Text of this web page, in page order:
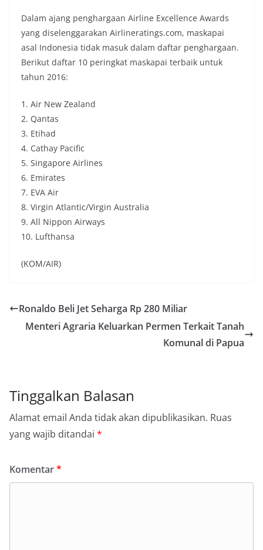
Dalam ajang penghargaan Airline Excellence Awards
yang diselenggarakan Airlineratings.com, maskapai
asal Indonesia tidak masuk dalam daftar penghargaan.
Berikut daftar 10 peringkat maskapai terbaik untuk
tahun 2016:
1. Air New Zealand
2. Qantas
3. Etihad
4. Cathay Pacific
5. Singapore Airlines
6. Emirates
7. EVA Air
8. Virgin Atlantic/Virgin Australia
9. All Nippon Airways
10. Lufthansa
(KOM/AIR)
Ronaldo Beli Jet Seharga Rp 280 Miliar
Menteri Agraria Keluarkan Permen Terkait Tanah
Komunal di Papua
Tinggalkan Balasan
Alamat email Anda tidak akan dipublikasikan. Ruas
yang wajib ditandai *
Komentar*